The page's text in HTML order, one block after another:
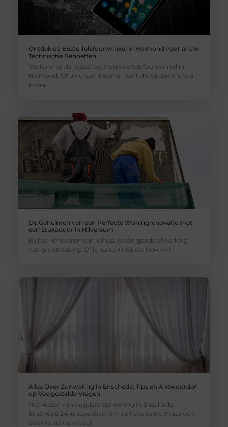
Ontdek de Beste Telefoonwinkel in Helmond voor al Uw
Technische Behoeften
Welkom bij de meest vertrouwde telefoonwinkel in
Helmond. Of u nu een inwoner bent die op zoek is naar
lokale
De Geheimen van een Perfecte Woningrenovatie met
een Stukadoor in Hilversum
Bij het renoveren van je huis, is een goede afwerking
van groot belang. Of je nu een nieuwe look wilt
Alles Over Zonwering in Enschede: Tips en Antwoorden
op Veelgestelde Vragen
Het kiezen van de juiste zonwering in Enschede.
Enschede 24. is essentieel om de hete zomermaanden
door te komen maar